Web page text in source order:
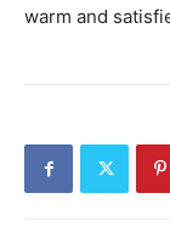
warm and